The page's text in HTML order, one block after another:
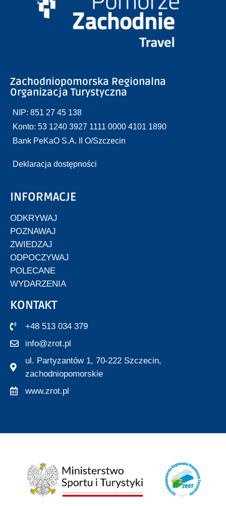
Zachodniopomorska Regionalna
Organizacja Turystyczna
NIP: 851 27 45 138
Konto: 53 1240 3927 1111 0000 4101 1890
Bank PeKaO S.A. II O/Szczecin
Deklaracja dostępności
INFORMACJE
ODKRYWAJ
POZNAWAJ
ZWIEDZAJ
ODPOCZYWAJ
POLECANE
WYDARZENIA
KONTAKT
+48 513 034 379
info@zrot.pl
ul. Partyzantów 1, 70-222 Szczecin,
zachodniopomorskie
www.zrot.pl